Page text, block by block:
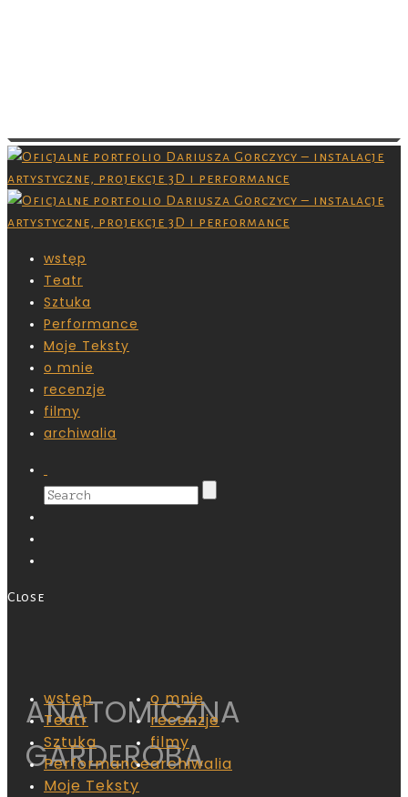
wstęp
Teatr
Sztuka
Performance
Moje Teksty
o mnie
recenzje
filmy
archiwalia
wstęp
Teatr
Sztuka
Performance
Moje Teksty
o mnie
recenzje
filmy
archiwalia
Close
ANATOMICZNA
GARDEROBA